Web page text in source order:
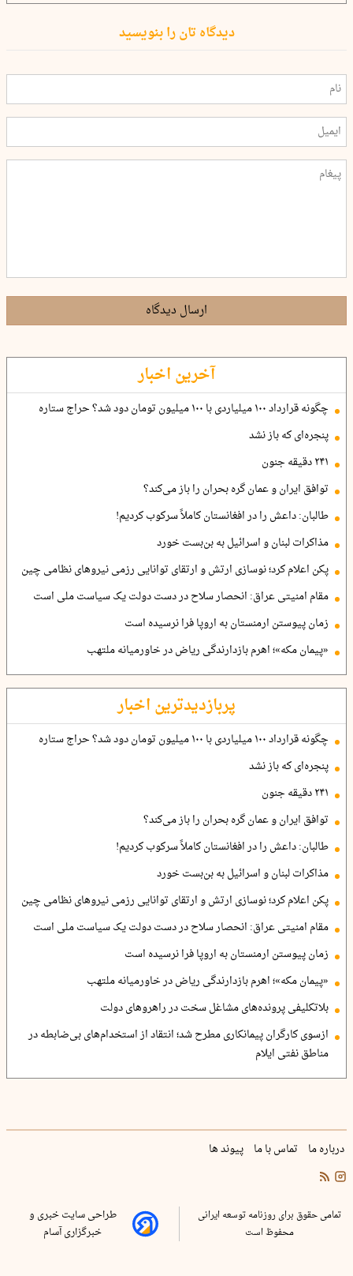
دیدگاه تان را بنویسید
ارسال دیدگاه
آخرین اخبار
چگونه قرارداد ۱۰۰ میلیاردی با ۱۰۰ میلیون تومان دود شد؟ حراج ستاره
پنجره‌ای که باز نشد
۲۴۱ دقیقه جنون
توافق ایران و عمان گره بحران را باز می‌کند؟
طالبان: داعش را در افغانستان کاملاً سرکوب کردیم!
مذاکرات لبنان و اسرائیل به بن‌بست خورد
پکن اعلام کرد؛ نوسازی ارتش و ارتقای توانایی رزمی نیروهای نظامی چین
مقام امنیتی عراق: انحصار سلاح در دست دولت یک سیاست ملی است
زمان پیوستن ارمنستان به اروپا فرا نرسیده است
«پیمان مکه»؛ اهرم بازدارندگی ریاض در خاورمیانه ملتهب
پربازدیدترین اخبار
چگونه قرارداد ۱۰۰ میلیاردی با ۱۰۰ میلیون تومان دود شد؟ حراج ستاره
پنجره‌ای که باز نشد
۲۴۱ دقیقه جنون
توافق ایران و عمان گره بحران را باز می‌کند؟
طالبان: داعش را در افغانستان کاملاً سرکوب کردیم!
مذاکرات لبنان و اسرائیل به بن‌بست خورد
پکن اعلام کرد؛ نوسازی ارتش و ارتقای توانایی رزمی نیروهای نظامی چین
مقام امنیتی عراق: انحصار سلاح در دست دولت یک سیاست ملی است
زمان پیوستن ارمنستان به اروپا فرا نرسیده است
«پیمان مکه»؛ اهرم بازدارندگی ریاض در خاورمیانه ملتهب
بلاتکلیفی پرونده‌های مشاغل سخت در راهروهای دولت
ازسوی کارگران پیمانکاری مطرح شد؛ انتقاد از استخدام‌های بی‌ضابطه در
مناطق نفتی ایلام
درباره ما تماس با ما پیوند ها
تمامی حقوق برای روزنامه توسعه ایرانی
محفوظ است
طراحی سایت خبری و
خبرگزاری آسام